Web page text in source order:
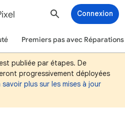
Connexion
Premiers pas avec Réparations
publiée par étapes. De
progressivement déployées
savoir plus sur les mises à jour